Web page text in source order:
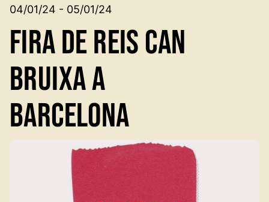
04/01/24 - 05/01/24
Fira de Reis Can
Bruixa a
Barcelona